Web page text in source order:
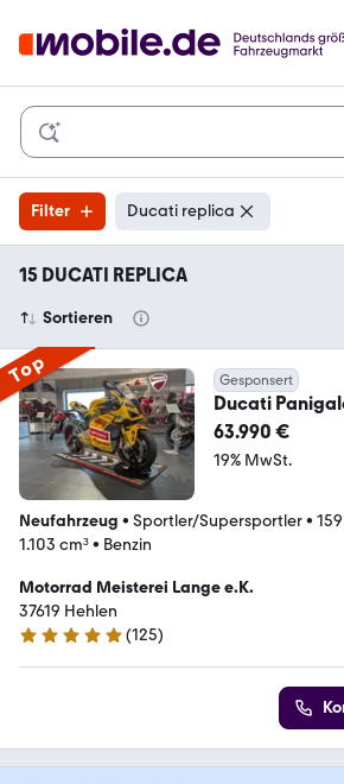
Filter Ducati replica
15 DUCATI REPLICA
Sortieren
Top Gesponsert
Ducati
Champion
63.990 €
19% MwSt.
Neufahrzeug • Sportler/Supersportler•
1.103 cm³• Benzin
Motorrad Meisterei Lange e.K.
37619 Hehlen
4.9 Sterne
(125)